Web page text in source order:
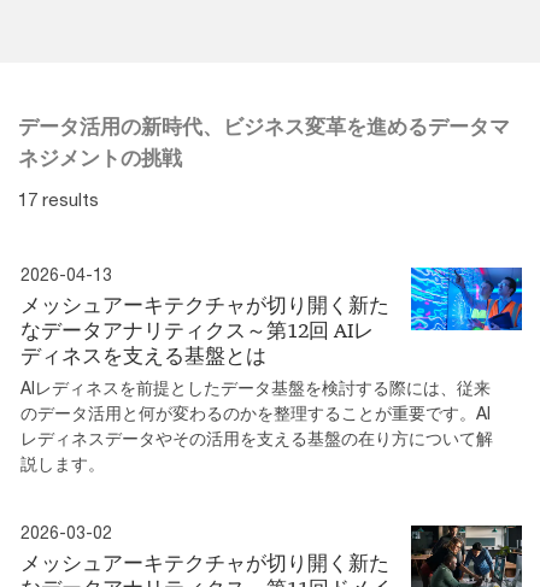
データ活用の新時代、ビジネス変革を進めるデータマ
ネジメントの挑戦
17 results
2026-04-13
メッシュアーキテクチャが切り開く新た
なデータアナリティクス～第12回 AIレ
ディネスを支える基盤とは
AIレディネスを前提としたデータ基盤を検討する際には、従来
のデータ活用と何が変わるのかを整理することが重要です。AI
レディネスデータやその活用を支える基盤の在り方について解
説します。
2026-03-02
メッシュアーキテクチャが切り開く新た